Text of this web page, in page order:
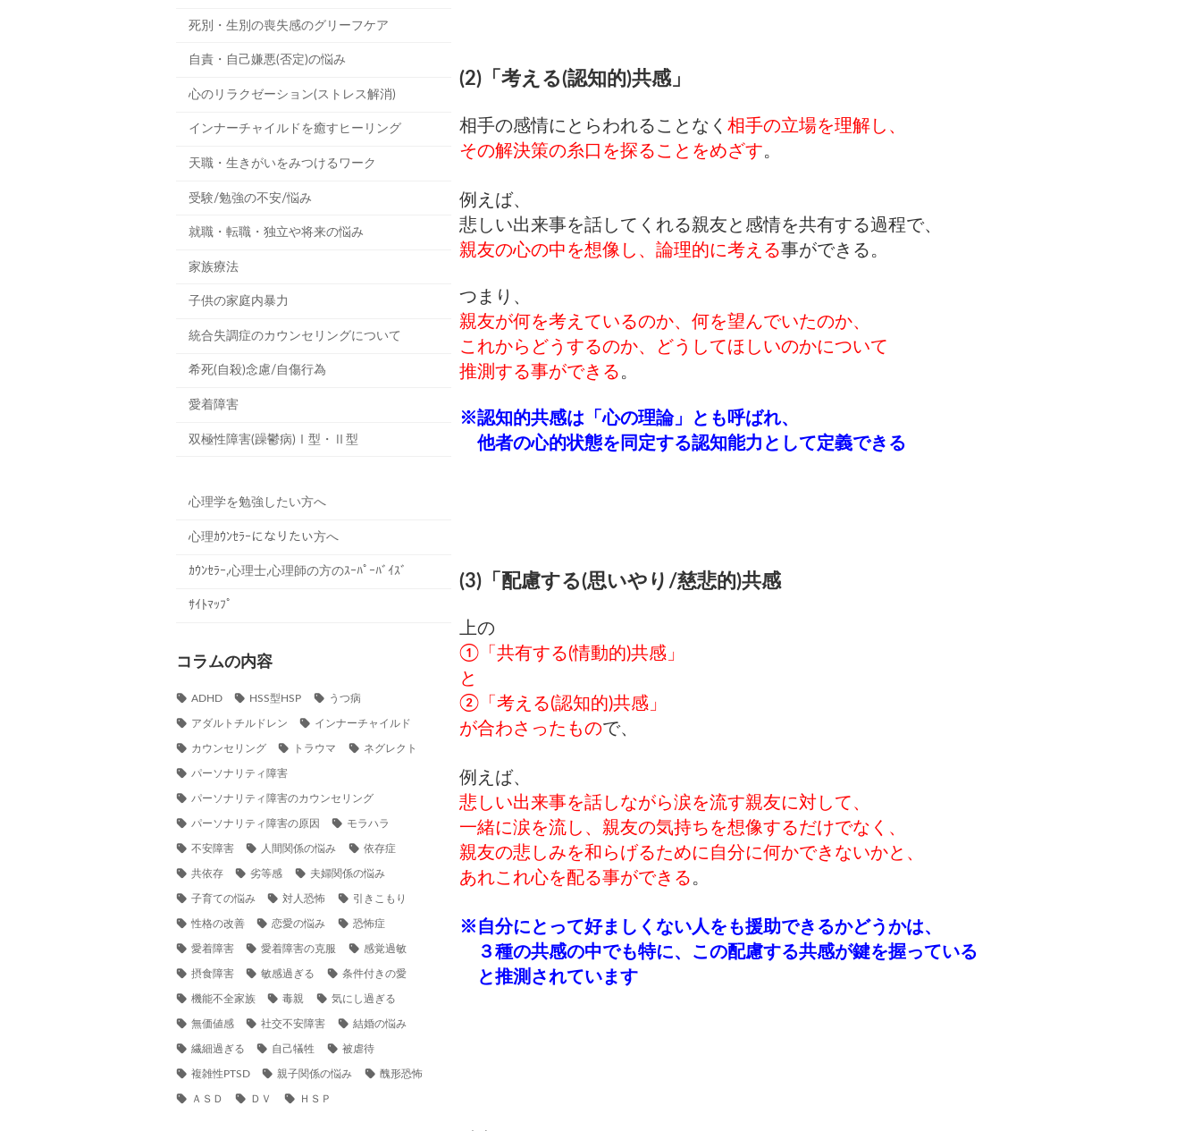
(2)「考える(認知的)共感」
相手の感情にとらわれることなく相手の立場を理解し、
その解決策の糸口を探ることをめざす。
例えば、
悲しい出来事を話してくれる親友と感情を共有する過程で、
親友の心の中を想像し、論理的に考える事ができる。
つまり、
親友が何を考えているのか、何を望んでいたのか、
これからどうするのか、どうしてほしいのかについて
推測する事ができる 。
※認知的共感は「心の理論」とも呼ばれ、
他者の心的状態を同定する認知能力として定義できる
(3)「配慮する(思いやり/慈悲的)共感
上の
①「共有する(情動的)共感」
と
②「考える(認知的)共感」
が合わさったもので、
例えば、
悲しい出来事を話しながら涙を流す親友に対して、
一緒に涙を流し、親友の気持ちを想像するだけでなく、
親友の悲しみを和らげるために自分に何かできないかと、
あれこれ心を配る事ができる 。
※自分にとって好ましくない人をも援助できるかどうかは、
３種の共感の中でも特に、この配慮する共感が鍵を握っている
と推測されています
死別・生別の喪失感のグリーフケア
自責・自己嫌悪(否定)の悩み
心のリラクゼーション(ストレス解消)
インナーチャイルドを癒すヒーリング
天職・生きがいをみつけるワーク
受験/勉強の不安/悩み
就職・転職・独立や将来の悩み
家族療法
子供の家庭内暴力
統合失調症のカウンセリングについて
希死(自殺)念慮/自傷行為
愛着障害
双極性障害(躁鬱病)Ⅰ型・Ⅱ型
心理学を勉強したい方へ
心理ｶｳﾝｾﾗｰになりたい方へ
ｶｳﾝｾﾗｰ,心理士,心理師の方のｽｰﾊﾟｰﾊﾞｲｽﾞ
ｻｲﾄﾏｯﾌﾟ
コラムの内容
ADHD HSS型HSP うつ病
アダルトチルドレン インナーチャイルド
カウンセリング トラウマ ネグレクト
パーソナリティ障害
パーソナリティ障害のカウンセリング
パーソナリティ障害の原因 モラハラ
不安障害 人間関係の悩み 依存症
共依存 劣等感 夫婦関係の悩み
子育ての悩み 対人恐怖 引きこもり
性格の改善 恋愛の悩み 恐怖症
愛着障害 愛着障害の克服 感覚過敏
摂食障害 敏感過ぎる 条件付きの愛
機能不全家族 毒親 気にし過ぎる
無価値感 社交不安障害 結婚の悩み
繊細過ぎる 自己犠牲 被虐待
複雑性PTSD 親子関係の悩み 醜形恐怖
ＡＳＤ ＤＶ ＨＳＰ